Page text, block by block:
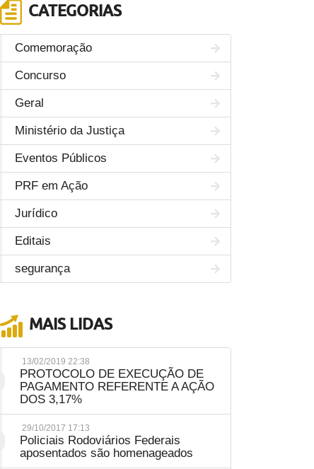
CATEGORIAS
Comemoração
Concurso
Geral
Ministério da Justiça
Eventos Públicos
PRF em Ação
Jurídico
Editais
segurança
MAIS LIDAS
13/02/2019 22:38
PROTOCOLO DE EXECUÇÃO DE
PAGAMENTO REFERENTE A AÇÃO
DOS 3,17%
29/10/2017 17:13
Policiais Rodoviários Federais
aposentados são homenageados